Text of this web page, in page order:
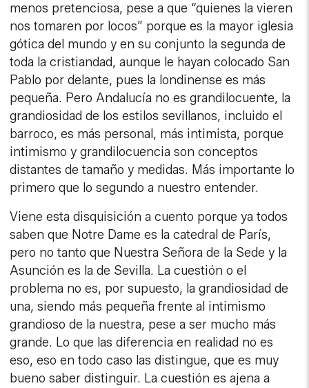
menos pretenciosa, pese a que “quienes la vieren
nos tomaren por locos” porque es la mayor iglesia
gótica del mundo y en su conjunto la segunda de
toda la cristiandad, aunque le hayan colocado San
Pablo por delante, pues la londinense es más
pequeña. Pero Andalucía no es grandilocuente, la
grandiosidad de los estilos sevillanos, incluido el
barroco, es más personal, más intimista, porque
intimismo y grandilocuencia son conceptos
distantes de tamaño y medidas. Más importante lo
primero que lo segundo a nuestro entender.
Viene esta disquisición a cuento porque ya todos
saben que Notre Dame es la catedral de París,
pero no tanto que Nuestra Señora de la Sede y la
Asunción es la de Sevilla. La cuestión o el
problema no es, por supuesto, la grandiosidad de
una, siendo más pequeña frente al intimismo
grandioso de la nuestra, pese a ser mucho más
grande. Lo que las diferencia en realidad no es
eso, eso en todo caso las distingue, que es muy
bueno saber distinguir. La cuestión es ajena a